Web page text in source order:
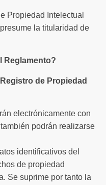
Propiedad Intelectual
la titularidad de
Reglamento?
de Propiedad
electrónicamente con
podrán realizarse
identificativos del
de propiedad
Se suprime por tanto la